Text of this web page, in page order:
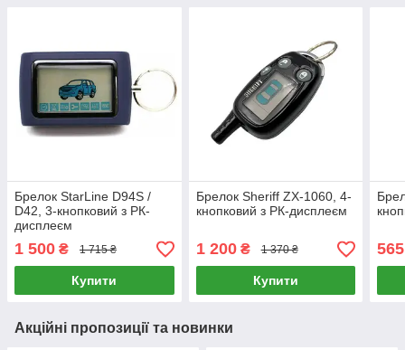
Брелок StarLine D94S /
D42, 3-кнопковий з РК-
дисплеєм
1 500 ₴ 1 715 ₴
Купити
Брелок Sheriff ZX-1060, 4-
кнопковий з РК-дисплеєм
1 200₴ 1 370 ₴
Купити
565
Акційні пропозиції та новинки